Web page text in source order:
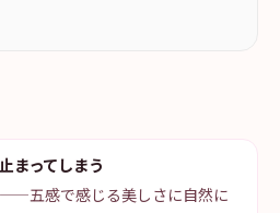
まってしまう
五感で感じる美しさに自然に